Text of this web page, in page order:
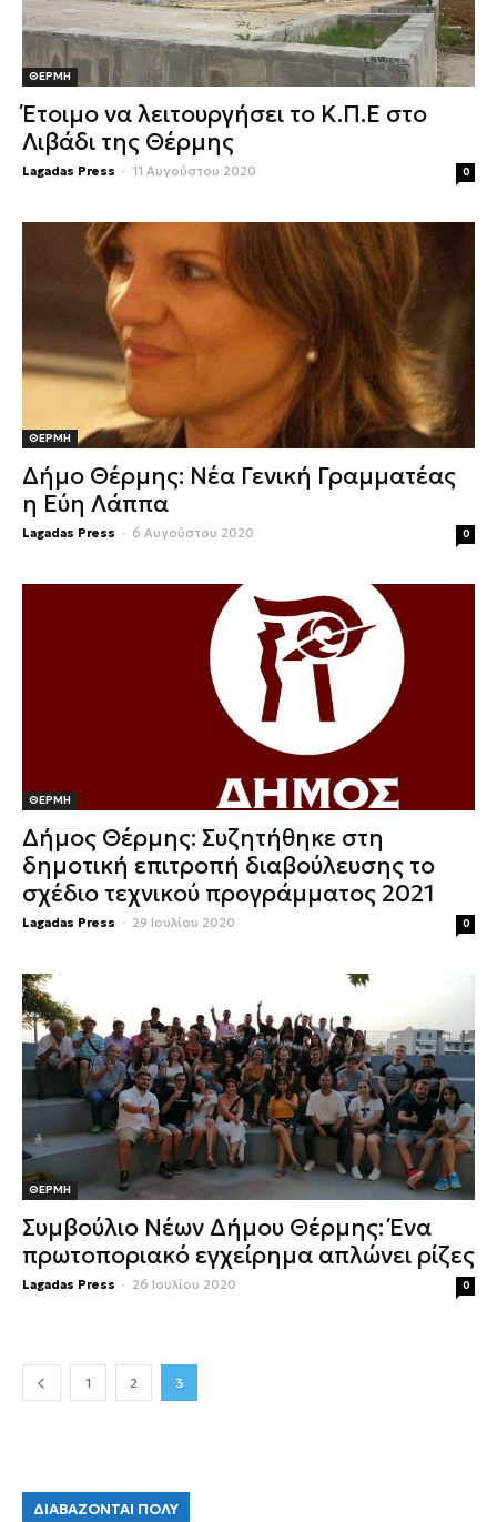
ΘΕΡΜΗ
Έτοιμο να λειτουργήσει το Κ.Π.Ε στο
Λιβάδι της Θέρμης
Lagadas Press - 11 Αυγούστου 2020 0
ΘΕΡΜΗ
Δήμο Θέρμης: Νέα Γενική Γραμματέας
η Εύη Λάππα
Lagadas Press - 6 Αυγούστου 2020 0
ΘΕΡΜΗ
Δήμος Θέρμης: Συζητήθηκε στη
δημοτική επιτροπή διαβούλευσης το
σχέδιο τεχνικού προγράμματος 2021
Lagadas Press - 29 Ιουλίου 2020 0
ΘΕΡΜΗ
Συμβούλιο Νέων Δήμου Θέρμης: Ένα
πρωτοποριακό εγχείρημα απλώνει ρίζες
Lagadas Press - 26 Ιουλίου 2020 0
1 2 3
ΔΙΑΒΑΖΟΝΤΑΙ ΠΟΛΥ